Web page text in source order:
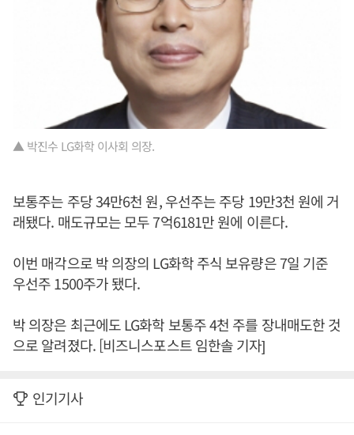
▲ 박진수 LG화학 이사회 의장.
보통주는 주당 34만6천 원, 우선주는 주당 19만3천 원에 거
래됐다. 매도규모는 모두 7억6181만 원에 이른다.
이번 매각으로 박 의장의 LG화학 주식 보유량은 7일 기준
우선주 1500주가 됐다.
박 의장은 최근에도 LG화학 보통주 4천 주를 장내매도한 것
으로 알려졌다. [비즈니스포스트 임한솔 기자]
인기기사